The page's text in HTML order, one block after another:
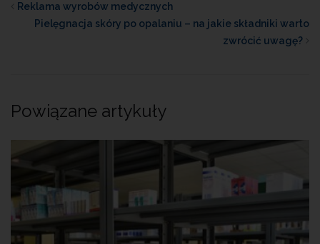
Reklama wyrobów medycznych
Pielęgnacja skóry po opalaniu – na jakie składniki warto
zwrócić uwagę?
Powiązane artykuły